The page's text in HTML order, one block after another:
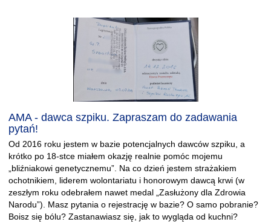
AMA - dawca szpiku. Zapraszam do zadawania
pytań!
Od 2016 roku jestem w bazie potencjalnych dawców szpiku, a
krótko po 18-stce miałem okazję realnie pomóc mojemu
„bliźniakowi genetycznemu”. Na co dzień jestem strażakiem
ochotnikiem, liderem wolontariatu i honorowym dawcą krwi (w
zeszłym roku odebrałem nawet medal „Zasłużony dla Zdrowia
Narodu”). Masz pytania o rejestrację w bazie? O samo pobranie?
Boisz się bólu? Zastanawiasz się, jak to wygląda od kuchni?